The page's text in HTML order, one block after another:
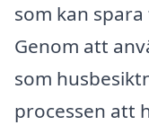
som kan
Genom att
som
processen att